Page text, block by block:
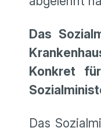
Das
Konkret
Das